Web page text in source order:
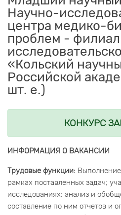
Научно-
центра медико-
проблем -
«Кольский
Российской
шт. е.)
КОНКУРС
ИНФОРМАЦИЯ О ВАКАНСИИ
Трудовые функции:
рамках поставленных задач;
исследованиях; анализ и
составление по ним отчетов и